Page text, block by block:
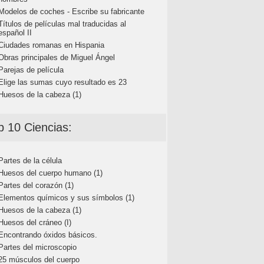
de coches - Escribe su fabricante
de películas mal traducidas al
II
romanas en Hispania
principales de Miguel Ángel
de película
las sumas cuyo resultado es 23
de la cabeza (1)
10 Ciencias:
de la célula
del cuerpo humano (1)
del corazón (1)
químicos y sus símbolos (1)
de la cabeza (1)
del cráneo (I)
óxidos básicos.
del microscopio
músculos del cuerpo